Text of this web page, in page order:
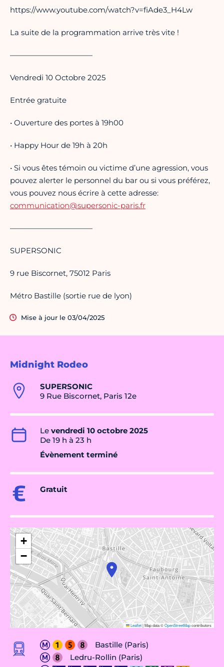
Midnight Rodeo
SUPERSONIC
9 Rue Biscornet, Paris 12e
Le vendredi 10 octobre 2025
De 19 h à 23 h
Évènement terminé
Gratuit
+
−
Leaflet|Map data ©OpenStreetMapcontributors
Bastille (Paris)
Ledru-Rollin (Paris)
https://www.youtube.com/watch?v=fiAde3_H4Lw
La suite de la programmation arrive très vite !
———————————
Vendredi 10 Octobre 2025
Entrée gratuite
• Ouverture des portes à 19h00
• Happy Hour de 19h à 20h
• Si vous êtes témoin ou victime d’une agression, vous
pouvez alerter le personnel du bar ou si vous préférez,
vous pouvez nous écrire à cette adresse:
communication@supersonic-paris.fr
———————————
SUPERSONIC
9 rue Biscornet, 75012 Paris
Métro Bastille (sortie rue de lyon)
Mise à jour le 03/04/2025